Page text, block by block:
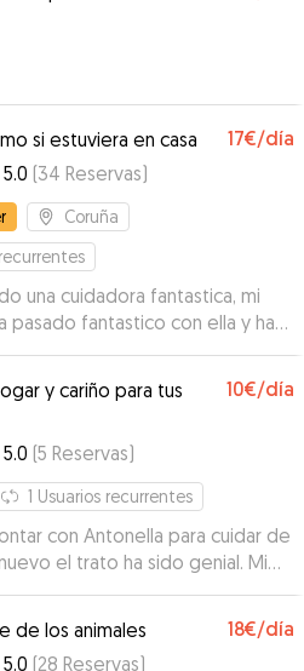
si estuviera en casa 17€/día
5.0 (34 Reservas)
Coruña
una cuidadora fantastica, mi
pasado fantastico con ella y ha
ademas ella ha sido
todo e informativa. Se nota que
perros y que los cuida a las mil
y cariño para tus
10€/día
5.0 (5 Reservas)
1 Usuarios recurrentes
con Antonella para cuidar de
el trato ha sido genial. Mi
Super recomendable”
de los animales 18€/día
5.0 (28 Reservas)